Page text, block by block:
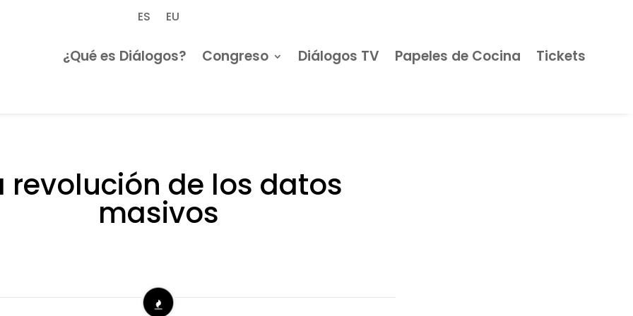
ES EU
¿Qué es Diálogos? Congreso Diálogos TV Papeles de Cocina Tickets
revolución de los datos
masivos